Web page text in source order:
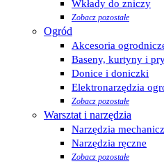
Wkłady do zniczy
Zobacz pozostałe
Ogród
Akcesoria
Baseny, kurtyny i
Donice i doniczki
Elektronarzędzia
Zobacz pozostałe
Warsztat i narzędzia
Narzędzia
Narzędzia ręczne
Zobacz pozostałe